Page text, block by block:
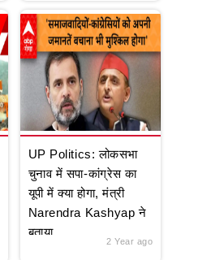
UP Politics: लोकसभा
चुनाव में सपा-कांग्रेस का
यूपी में क्या होगा, मंत्री
Narendra Kashyap ने
बताया
2 Year ago